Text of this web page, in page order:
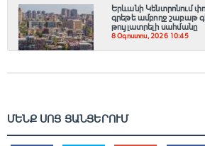
Երևանի Կենտրոնում
գրեթե ամբողջ շաբաթ
թույլատրելի սահմանը
8 Օգոստոս, 2026 10:45
ՄԵՆՔ ՍՈՑ ՑԱՆՑԵՐՈՒՄ